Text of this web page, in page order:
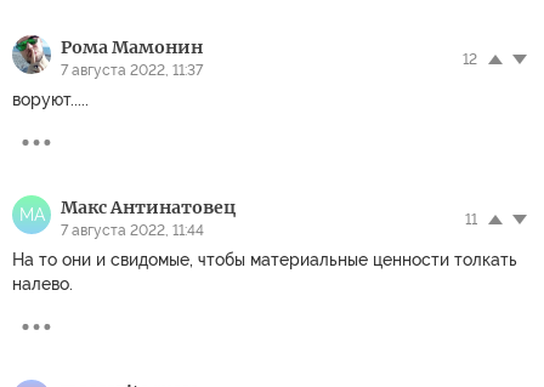
Рома Мамонин
7 августа 2022, 11:37
12
воруют.....
МА Макс Антинатовец
7 августа 2022, 11:44
11
На то они и свидомые, чтобы материальные ценности толкать
налево.